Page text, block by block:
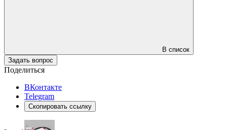
В список
Задать вопрос
Поделиться
ВКонтакте
Telegram
Скопировать ссылку